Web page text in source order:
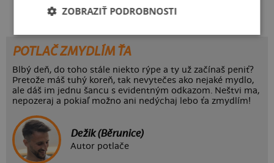
POTLAČ ZMYDLÍM ŤA
Blbý deň, do toho stále niekto rýpe a ty už začínaš peniť?
Pretože máš tuhý koreň, tak nevytečes ako nejaké mydlo,
ale dáš im jednu šancu s evidentným odkazom. Neštvi ma,
nepozeraj a pokiaľ možno ani nedýchaj lebo ťa zmydlím!
Dežik (Běrunice)
Autor potlače
ZOBRAZIŤ PODROBNOSTI